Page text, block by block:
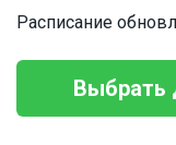
Расписание
Выбрать